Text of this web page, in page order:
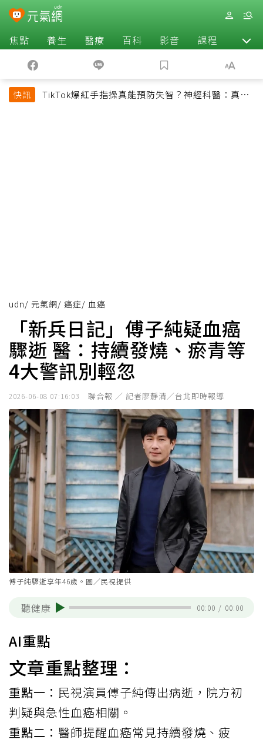
焦點 養生 醫療 百科 影音 課程 退休
快訊
TikTok爆紅手指操真能預防失智？神經科醫：真正
udn/ 元氣網/ 癌症/ 血癌
「新兵日記」傅子純疑血癌
驟逝 醫：持續發燒、瘀青等
4大警訊別輕忽
2026-06-08 07:16:03 聯合報 ／ 記者廖靜清／台北即時報導
傅子純驟逝享年46歲。圖／民視提供
聽健康 00:00 / 00:00
AI重點
文章重點整理：
重點一： 民視演員傅子純傳出病逝，院方初
判疑與急性血癌相關。
重點二： 醫師提醒血癌常見持續發燒、疲